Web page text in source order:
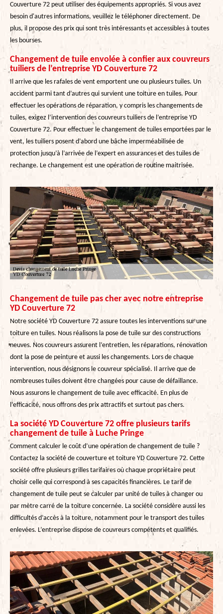
Couverture 72 peut utiliser des équipements appropriés. Si vous avez
besoin d'autres informations, veuillez le téléphoner directement. De
plus, il propose des prix qui sont très intéressants et accessibles à toutes
les bourses.
Changement de tuile envolée à confier aux couvreurs
tuiliers de l’entreprise YD Couverture 72
Il arrive que les rafales de vent emportent une ou plusieurs tuiles. Un
accident parmi tant d’autres qui survient une toiture en tuiles. Pour
effectuer les opérations de réparation, y compris les changements de
tuiles, exigez l’intervention des couvreurs tuiliers de l’entreprise YD
Couverture 72. Pour effectuer le changement de tuiles emportées par le
vent, les tuiliers posent d’abord une bâche imperméabilisée de
protection jusqu’à l’arrivée de l’expert en assurances et des tuiles de
rechange. Le changement est une opération de routine maitrisée.
Changement de tuile pas cher avec notre entreprise
YD Couverture 72
Notre société YD Couverture 72 assure toutes les interventions sur une
toiture en tuiles. Nous réalisons la pose de tuile sur des constructions
neuves. Nos couvreurs assurent l’entretien, les réparations, rénovation
dont la pose de peinture et aussi les changements. Lors de chaque
intervention, nous désignons le couvreur spécialisé. Il arrive que de
nombreuses tuiles doivent être changées pour cause de défaillance.
Nous assurons le changement de tuile avec efficacité. En plus de
l’efficacité, nous offrons des prix attractifs et surtout pas chers.
La société YD Couverture 72 offre plusieurs tarifs
changement de tuile à Luche Pringe
Comment calculer le coût d’une opération de changement de tuile ?
Contactez la société de couverture et toiture YD Couverture 72. Cette
société offre plusieurs grilles tarifaires où chaque propriétaire peut
choisir celle qui correspond à ses capacités financières. Le tarif de
changement de tuile peut se calculer par unité de tuiles à changer ou
par mètre carré de la toiture concernée. La société considère aussi les
difficultés d’accès à la toiture, notamment pour le transport des tuiles
enlevées. L’entreprise dispose de couvreurs compétents et qualifiés.